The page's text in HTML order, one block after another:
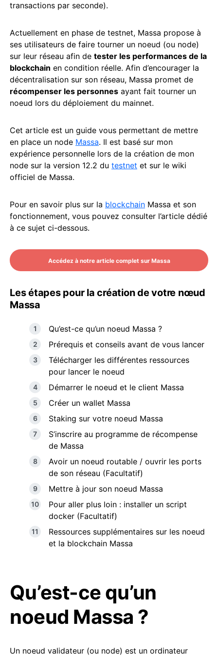
transactions par seconde).
Actuellement en phase de testnet, Massa propose à
ses utilisateurs de faire tourner un noeud (ou node)
sur leur réseau afin de tester les performances de la
blockchain en condition réelle. Afin d’encourager la
décentralisation sur son réseau, Massa promet de
récompenser les personnes ayant fait tourner un
noeud lors du déploiement du mainnet.
Cet article est un guide vous permettant de mettre
en place un node Massa. Il est basé sur mon
expérience personnelle lors de la création de mon
node sur la version 12.2 du testnet et sur le wiki
officiel de Massa.
Pour en savoir plus sur la blockchain Massa et son
fonctionnement, vous pouvez consulter l’article dédié
à ce sujet ci-dessous.
Accédez à notre article complet sur Massa
Les étapes pour la création de votre nœud
Massa
Qu’est-ce qu’un noeud Massa ?
Prérequis et conseils avant de vous lancer
Télécharger les différentes ressources
pour lancer le noeud
Démarrer le noeud et le client Massa
Créer un wallet Massa
Staking sur votre noeud Massa
S’inscrire au programme de récompense
de Massa
Avoir un noeud routable / ouvrir les ports
de son réseau (Facultatif)
Mettre à jour son noeud Massa
Pour aller plus loin : installer un script
docker (Facultatif)
Ressources supplémentaires sur les noeud
et la blockchain Massa
Qu’est-ce qu’un
noeud Massa ?
Un noeud validateur (ou node) est un ordinateur